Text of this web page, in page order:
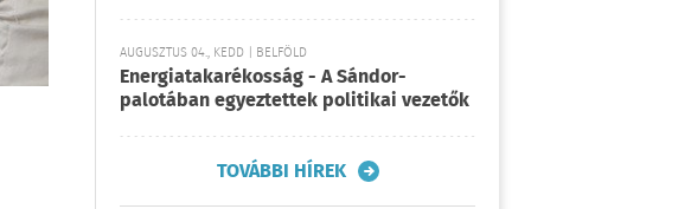
AUGUSZTUS 04., KEDD | BELFÖLD
Energiatakarékosság - A Sándor-
palotában egyeztettek politikai vezetők
TOVÁBBI HÍREK